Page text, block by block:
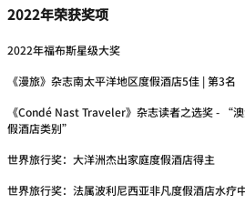
2022年荣获奖项
2022年福布斯星级大奖
《漫旅》杂志南太平洋地区度假酒店5佳 | 第3名
《Condé Nast Traveler》杂志读者之选奖 - “
假酒店类别”
世界旅行奖：大洋洲杰出家庭度假酒店得主
世界旅行奖：法属波利尼西亚非凡度假酒店水疗